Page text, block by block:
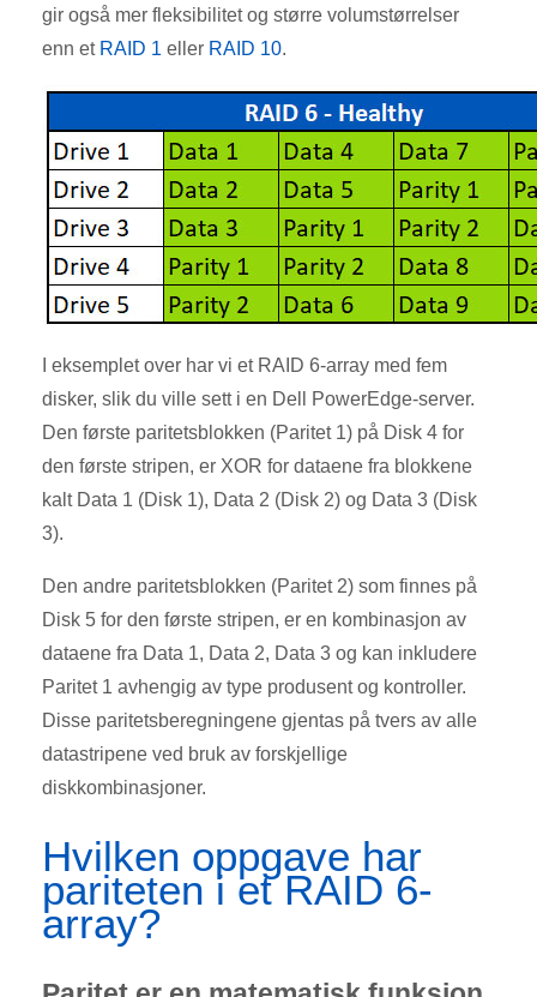
gir også mer fleksibilitet og større volumstørrelser
enn et RAID 1 eller RAID 10.
I eksemplet over har vi et RAID 6-array med fem
disker, slik du ville sett i en Dell PowerEdge-server.
Den første paritetsblokken (Paritet 1) på Disk 4 for
den første stripen, er XOR for dataene fra blokkene
kalt Data 1 (Disk 1), Data 2 (Disk 2) og Data 3 (Disk
3).
Den andre paritetsblokken (Paritet 2) som finnes på
Disk 5 for den første stripen, er en kombinasjon av
dataene fra Data 1, Data 2, Data 3 og kan inkludere
Paritet 1 avhengig av type produsent og kontroller.
Disse paritetsberegningene gjentas på tvers av alle
datastripene ved bruk av forskjellige
diskkombinasjoner.
Hvilken oppgave har
pariteten i et RAID 6-
array?